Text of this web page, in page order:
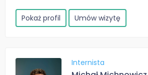
Pokaż profil Umów wizytę
Internista